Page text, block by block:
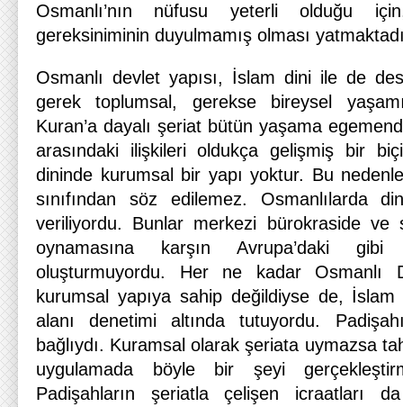
Osmanlı’nın nüfusu yeterli olduğu
gereksiniminin duyulmamış olması
Osmanlı devlet yapısı, İslam dini ile de
gerek toplumsal, gerekse bireysel
Kuran’a dayalı şeriat bütün yaşama
arasındaki ilişkileri oldukça gelişmiş bir
dininde kurumsal bir yapı yoktur. Bu
sınıfından söz edilemez. Osmanlılarda
veriliyordu. Bunlar merkezi bürokraside
oynamasına karşın Avrupa’daki
oluşturmuyordu. Her ne kadar Osmanlı
kurumsal yapıya sahip değildiyse de,
alanı denetimi altında tutuyordu.
bağlıydı. Kuramsal olarak şeriata uymazsa
uygulamada böyle bir şeyi
Padişahların şeriatla çelişen icraatları